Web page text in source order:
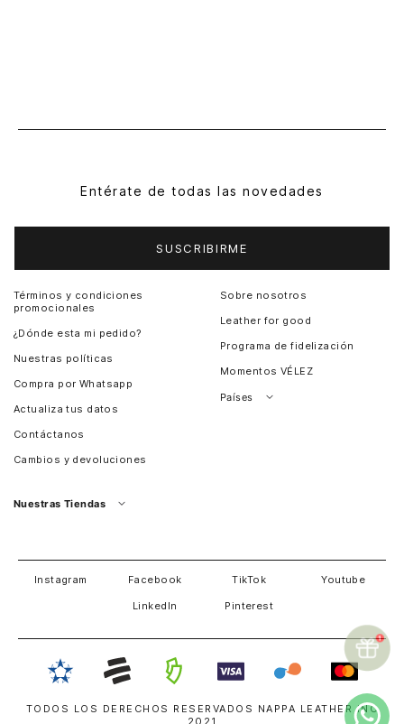
Entérate de todas las novedades
SUSCRIBIRME
Términos y condiciones
promocionales
¿Dónde esta mi pedido?
Nuestras políticas
Compra por Whatsapp
Actualiza tus datos
Contáctanos
Cambios y devoluciones
Sobre nosotros
Leather for good
Programa de fidelización
Momentos VÉLEZ
Países
Costa Rica
Nuestras Tiendas
Instagram
Facebook TikTok Youtube
LinkedIn Pinterest
TODOS LOS DERECHOS RESERVADOS NAPPA LEATHER INC
2021